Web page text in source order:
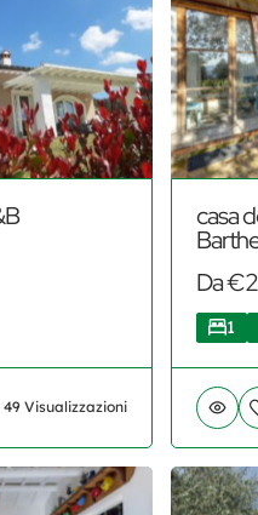
49 Visualizzazioni
casa
Da
1